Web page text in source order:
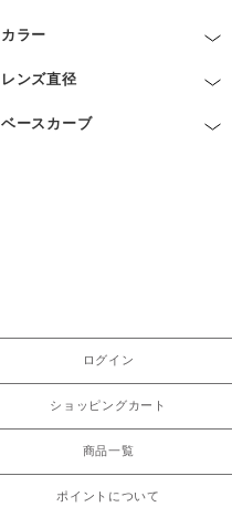
カラー
レンズ直径
ベースカーブ
ログイン
ショッピングカート
商品一覧
ポイントについて